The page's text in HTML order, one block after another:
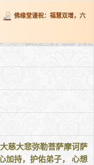
佛缘堂谨祝：福慧双增，六
慈大悲弥勒菩萨摩诃萨
加持，护佑弟子， 心想